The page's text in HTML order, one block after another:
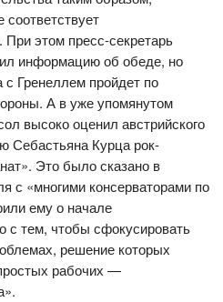
этом пресс-секретарь
информацию об обеде, но
с Гренеллем пройдет по
А в уже упомянутом
высоко оценил австрийского
Себастьяна Курца рок-
Это было сказано в
с «многими консерваторами по
ему о начале
с тем, чтобы сфокусировать
решение которых
рабочих —